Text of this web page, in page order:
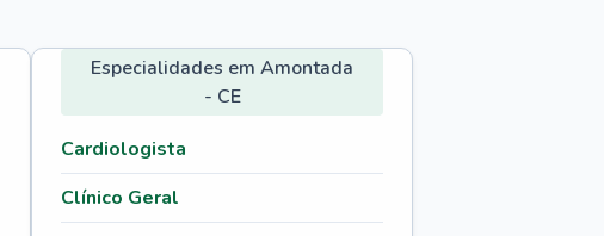
Especialidades em Amontada
- CE
Cardiologista
Clínico Geral